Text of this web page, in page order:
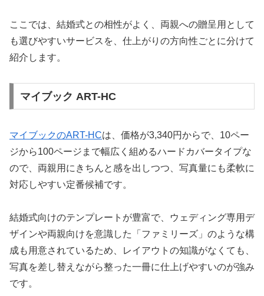
ここでは、結婚式との相性がよく、両親への贈呈用として
も選びやすいサービスを、仕上がりの方向性ごとに分けて
紹介します。
マイブック ART-HC
マイブックのART-HCは、価格が3,340円からで、10ペー
ジから100ページまで幅広く組めるハードカバータイプな
ので、両親用にきちんと感を出しつつ、写真量にも柔軟に
対応しやすい定番候補です。
結婚式向けのテンプレートが豊富で、ウェディング専用デ
ザインや両親向けを意識した「ファミリーズ」のような構
成も用意されているため、レイアウトの知識がなくても、
写真を差し替えながら整った一冊に仕上げやすいのが強み
です。